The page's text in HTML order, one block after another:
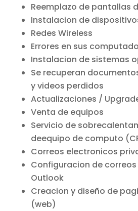
Reemplazo de pantallas
Instalacion de
Redes Wireless
Errores en sus
Instalacion de sistemas
Se recuperan
y videos perdidos
Actualizaciones /
Venta de equipos
Servicio de
deequipo de computo
Correos electronicos
Configuracion de
Outlook
Creacion y diseño de
(web)